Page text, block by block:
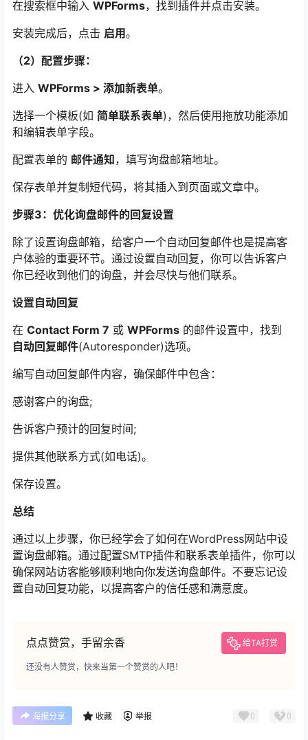
在搜索框中输入 WPForms，找到插件并点击安装。
安装完成后，点击 启用。
（2）配置步骤：
进入 WPForms > 添加新表单。
选择一个模板(如 简单联系表单)，然后使用拖放功能添加
和编辑表单字段。
配置表单的 邮件通知，填写询盘邮箱地址。
保存表单并复制短代码，将其插入到页面或文章中。
步骤3：优化询盘邮件的回复设置
除了设置询盘邮箱，给客户一个自动回复邮件也是提高客
户体验的重要环节。通过设置自动回复，你可以告诉客户
你已经收到他们的询盘，并会尽快与他们联系。
设置自动回复
在 Contact Form 7 或 WPForms 的邮件设置中，找到
自动回复邮件(Autoresponder)选项。
编写自动回复邮件内容，确保邮件中包含：
感谢客户的询盘;
告诉客户预计的回复时间;
提供其他联系方式(如电话)。
保存设置。
总结
通过以上步骤，你已经学会了如何在WordPress网站中设
置询盘邮箱。通过配置SMTP插件和联系表单插件，你可以
确保网站访客能够顺利地向你发送询盘邮件。不要忘记设
置自动回复功能，以提高客户的信任感和满意度。
点点赞赏，手留余香 给TA打赏
还没有人赞赏，快来当第一个赞赏的人吧！
海报分享 收藏 举报 0 0